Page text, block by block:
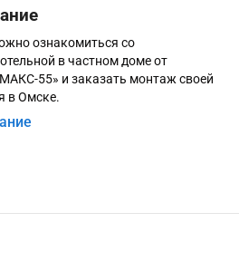
ознакомиться со
в частном доме от
55» и заказать монтаж своей
в Омске.